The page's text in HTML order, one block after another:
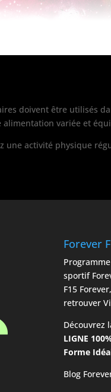
doivent être utilisés
alimentation variée et
une activité physique
Forever
sportif
F15
retrouver
Découvrez
LIGNE
Forme
Blog